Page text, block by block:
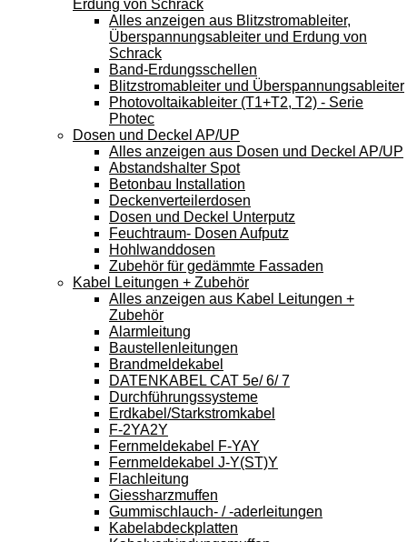
Erdung von Schrack
Alles anzeigen aus Blitzstromableiter,
Überspannungsableiter und Erdung von
Schrack
Band-Erdungsschellen
Blitzstromableiter und Überspannungsableiter
Photovoltaikableiter (T1+T2, T2) - Serie
Photec
Dosen und Deckel AP/UP
Alles anzeigen aus Dosen und Deckel AP/UP
Abstandshalter Spot
Betonbau Installation
Deckenverteilerdosen
Dosen und Deckel Unterputz
Feuchtraum- Dosen Aufputz
Hohlwanddosen
Zubehör für gedämmte Fassaden
Kabel Leitungen + Zubehör
Alles anzeigen aus Kabel Leitungen +
Zubehör
Alarmleitung
Baustellenleitungen
Brandmeldekabel
DATENKABEL CAT 5e/ 6/ 7
Durchführungssysteme
Erdkabel/Starkstromkabel
F-2YA2Y
Fernmeldekabel F-YAY
Fernmeldekabel J-Y(ST)Y
Flachleitung
Giessharzmuffen
Gummischlauch- / -aderleitungen
Kabelabdeckplatten